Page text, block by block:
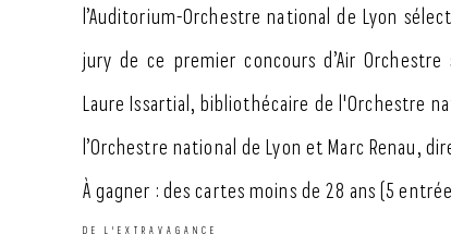
l’Auditorium-Orchestre national de Lyon
jury de ce premier concours d’Air
Laure Issartial, bibliothécaire de l'Orchestre
l’Orchestre national de Lyon et Marc Renau,
À gagner : des cartes moins de 28 ans (5
DE L'EXTRAVAGANCE